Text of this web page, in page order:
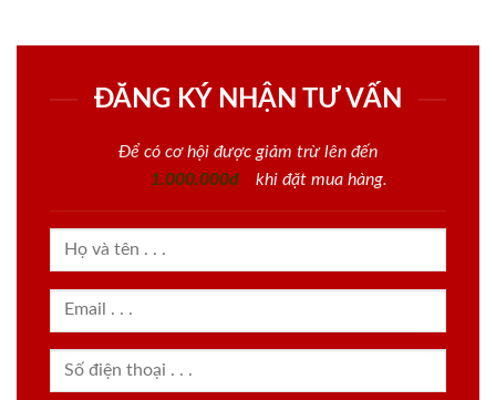
ĐĂNG KÝ NHẬN TƯ VẤN
Để có cơ hội được giảm trừ lên đến
1.000.000đ
khi đặt mua hàng.